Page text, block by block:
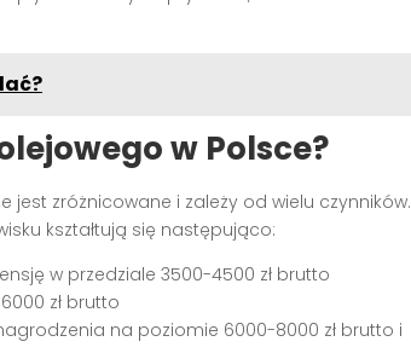
w Polsce?
jest zróżnicowane i zależy od wielu czynników.
kształtują się następująco:
w przedziale 3500-4500 zł brutto
zł brutto
na poziomie 6000-8000 zł brutto i